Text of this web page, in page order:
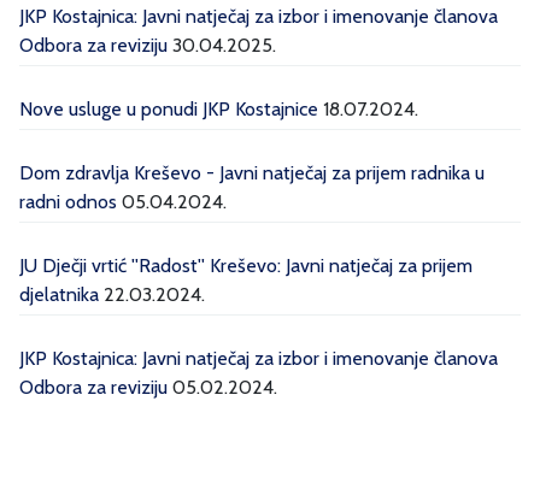
JKP Kostajnica: Javni natječaj za izbor i imenovanje članova
Odbora za reviziju 30.04.2025.
Nove usluge u ponudi JKP Kostajnice 18.07.2024.
Dom zdravlja Kreševo - Javni natječaj za prijem radnika u
radni odnos 05.04.2024.
JU Dječji vrtić ''Radost'' Kreševo: Javni natječaj za prijem
djelatnika 22.03.2024.
JKP Kostajnica: Javni natječaj za izbor i imenovanje članova
Odbora za reviziju 05.02.2024.